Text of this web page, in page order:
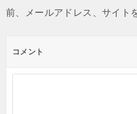
前、メールアドレス、サイト
コメント